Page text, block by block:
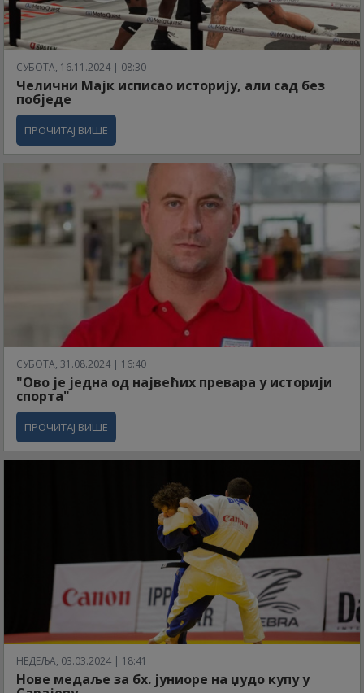
СУБОТА, 16.11.2024 | 08:30
Челични Мајк исписао историју, али сад без
побједе
ПРОЧИТАЈ ВИШЕ
СУБОТА, 31.08.2024 | 16:40
"Ово је једна од највећих превара у историји
спорта"
ПРОЧИТАЈ ВИШЕ
НЕДЕЉА, 03.03.2024 | 18:41
Нове медаље за бх. јуниоре на џудо купу у